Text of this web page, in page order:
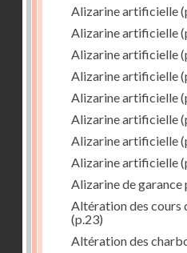
Alizarine artificielle
Alizarine artificielle
Alizarine artificielle
Alizarine artificielle
Alizarine artificielle
Alizarine artificielle
Alizarine artificielle
Alizarine artificielle
Alizarine de garance
Altération des cours
(p.23)
Altération des